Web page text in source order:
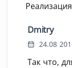
Dmitry
24.08
Так что,